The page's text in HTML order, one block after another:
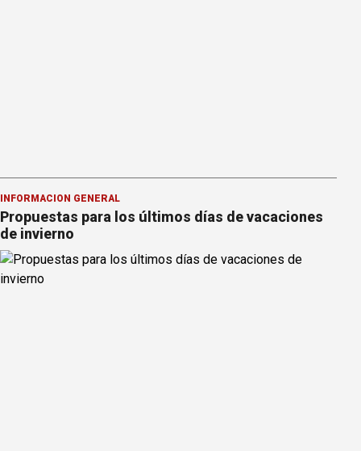
INFORMACION GENERAL
Propuestas para los últimos días de vacaciones
de invierno